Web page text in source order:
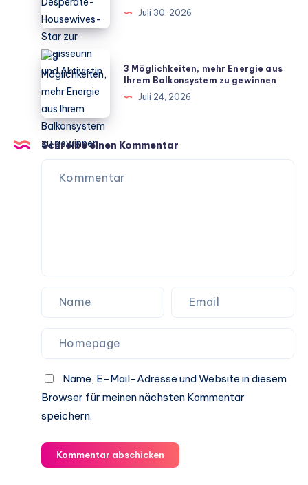
Fakten
Desperate-
Housewives-
Star
zur
Regisseurin
und
Aktivistin
Juli 30, 2026
3
Möglichkeiten,
mehr
Energie
aus
Ihrem
Balkonsystem
3 Möglichkeiten, mehr Energie aus
Ihrem Balkonsystem zu gewinnen
Juli 24, 2026
Schreibe einen Kommentar
Name, E-Mail-Adresse und Website in diesem
Browser für meinen nächsten Kommentar
speichern.
Kommentar abschicken